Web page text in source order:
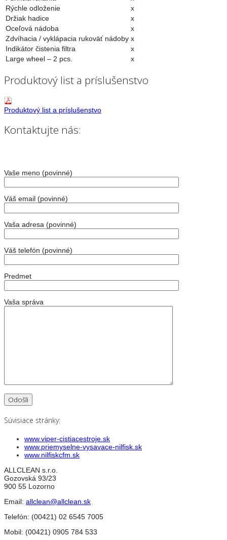
Rýchle odloženie
x
Držiak hadice
x
Oceľová nádoba
x
Zdvíhacia / vyklápacia rukoväť nádoby x
Indikátor čistenia filtra
x
Large wheel – 2 pcs.
x
Produktový list a príslušenstvo
Produktový list a príslušenstvo
Kontaktujte nás:
Vaše meno (povinné)
Váš email (povinné)
Vaša adresa (povinné)
Váš telefón (povinné)
Predmet
Vaša správa
Súvisiace stránky:
www.viper-cistiacestroje.sk
www.priemyselne-vysavace-nilfisk.sk
www.nilfiskcfm.sk
ALLCLEAN s.r.o.
Gozovská 93/23
900 55 Lozorno
Email: allclean@allclean.sk
Telefón: (00421) 02 6545 7005
Mobil: (00421) 0905 784 533